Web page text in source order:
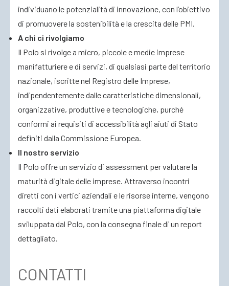
individuano le potenzialità di innovazione, con l’obiettivo
di promuovere la sostenibilità e la crescita delle PMI.
A chi ci rivolgiamo
Il Polo si rivolge a micro, piccole e medie imprese
manifatturiere e di servizi, di qualsiasi parte del territorio
nazionale, iscritte nel Registro delle Imprese,
indipendentemente dalle caratteristiche dimensionali,
organizzative, produttive e tecnologiche, purché
conformi ai requisiti di accessibilità agli aiuti di Stato
definiti dalla Commissione Europea.
Il nostro servizio
Il Polo offre un servizio di assessment per valutare la
maturità digitale delle imprese. Attraverso incontri
diretti con i vertici aziendali e le risorse interne, vengono
raccolti dati elaborati tramite una piattaforma digitale
sviluppata dal Polo, con la consegna finale di un report
dettagliato.
CONTATTI